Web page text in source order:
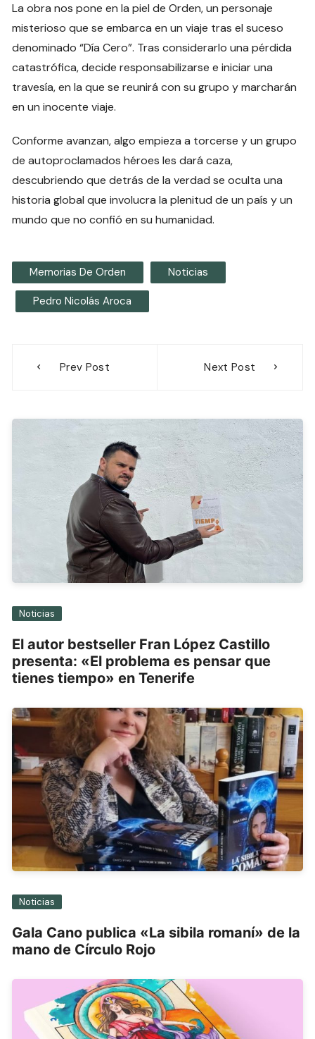
La obra nos pone en la piel de Orden, un personaje
misterioso que se embarca en un viaje tras el suceso
denominado “Día Cero”. Tras considerarlo una pérdida
catastrófica, decide responsabilizarse e iniciar una
travesía, en la que se reunirá con su grupo y marcharán
en un inocente viaje.
Conforme avanzan, algo empieza a torcerse y un grupo
de autoproclamados héroes les dará caza,
descubriendo que detrás de la verdad se oculta una
historia global que involucra la plenitud de un país y un
mundo que no confió en su humanidad.
Memorias De Orden Noticias
Pedro Nicolás Aroca
Prev Post Next Post
Noticias
El autor bestseller Fran López Castillo
presenta: «El problema es pensar que
tienes tiempo» en Tenerife
Noticias
Gala Cano publica «La sibila romaní» de la
mano de Círculo Rojo